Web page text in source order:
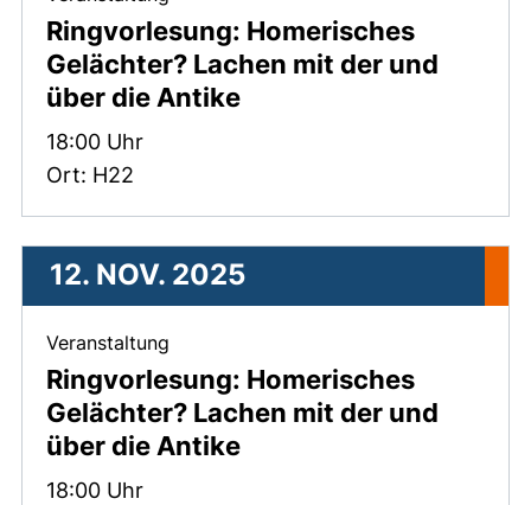
Ringvorlesung: Homerisches
Gelächter? Lachen mit der und
über die Antike
Zeit:
18:00 Uhr
Ort: H22
Ringvorlesung: Homerisches
Gelächter? Lachen mit der und
über die Antike
Veranstaltung
Zeit:
18:00 Uhr
12. NOV. 2025